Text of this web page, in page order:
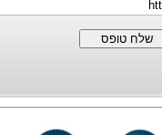
שלח טופס